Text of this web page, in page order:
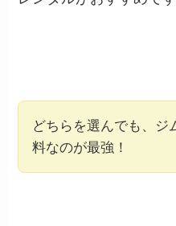
どちらを選んでも、ジ
料なのが最強！